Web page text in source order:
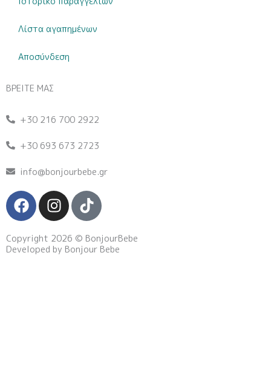
Λίστα αγαπημένων
Αποσύνδεση
ΒΡΕΙΤΕ ΜΑΣ
+30 216 700 2922
+30 693 673 2723
info@bonjourbebe.gr
F
a
c
e
b
I
n
s
t
a
T
i
k
t
o
Copyright 2026 © BonjourBebe
Developed by Bonjour Bebe